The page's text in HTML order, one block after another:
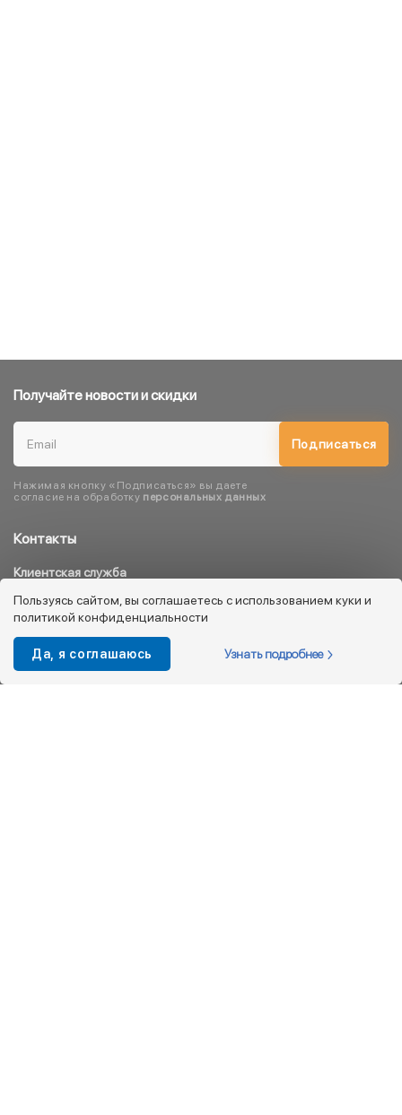
Контакты
Клиентская служба
8 800 333 08 45
info@kotofey.ru
Магазины в Москва (50)
Получайте новости и скидки
Подписаться
Нажимая кнопку «Подписаться» вы даете
согласие на обработку персональных данных
Пользуясь сайтом, вы соглашаетесь с использованием куки и
политикой конфиденциальности
Да, я соглашаюсь Узнать подробнее